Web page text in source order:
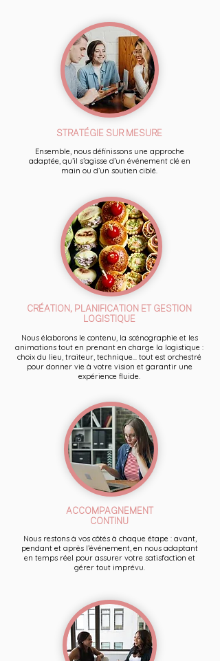
STRATÉGIE SUR MESURE
Ensemble, nous définissons une approche
adaptée, qu’il s’agisse d’un événement clé en
main ou d’un soutien ciblé.
CRÉATION, PLANIFICATION ET GESTION
LOGISTIQUE
Nous élaborons le contenu, la scénographie et les
animations tout en prenant en charge la logistique :
choix du lieu, traiteur, technique... tout est orchestré
pour donner vie à votre vision et garantir une
expérience fluide.
ACCOMPAGNEMENT
CONTINU
Nous restons à vos côtés à chaque étape : avant,
pendant et après l’événement, en nous adaptant
en temps réel pour assurer votre satisfaction et
gérer tout imprévu.